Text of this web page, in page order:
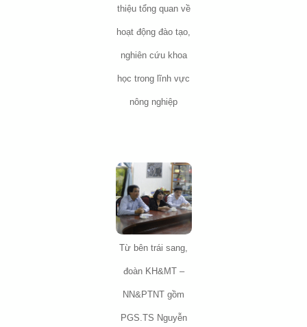
thiệu tổng quan về
hoạt động đào tạo,
nghiên cứu khoa
học trong lĩnh vực
nông nghiệp
Từ bên trái sang,
đoàn KH&MT –
NN&PTNT gồm
PGS.TS Nguyễn